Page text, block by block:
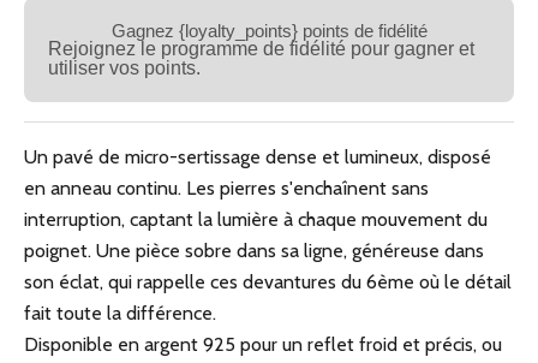
Gagnez {loyalty_points} points de fidélité
Rejoignez le programme de fidélité pour gagner et
utiliser vos points.
Un pavé de micro-sertissage dense et lumineux, disposé
en anneau continu. Les pierres s'enchaînent sans
interruption, captant la lumière à chaque mouvement du
poignet. Une pièce sobre dans sa ligne, généreuse dans
son éclat, qui rappelle ces devantures du 6ème où le détail
fait toute la différence.
Disponible en argent 925 pour un reflet froid et précis, ou